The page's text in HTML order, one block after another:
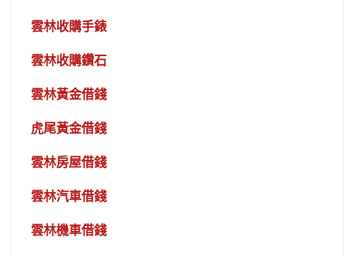
雲林收購手錶
雲林收購鑽石
雲林黃金借錢
虎尾黃金借錢
雲林房屋借錢
雲林汽車借錢
雲林機車借錢